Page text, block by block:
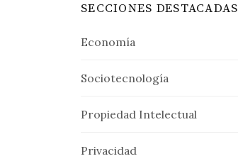
SECCIONES DESTACADAS
Economía
Sociotecnología
Propiedad Intelectual
Privacidad